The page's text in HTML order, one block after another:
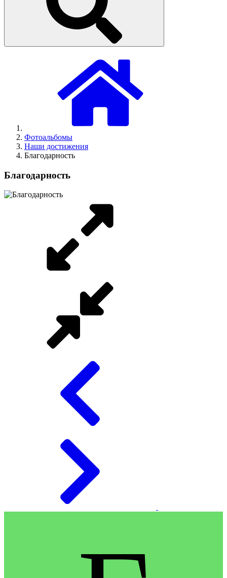
Фотоальбомы
Наши достижения
Благодарность
Благодарность